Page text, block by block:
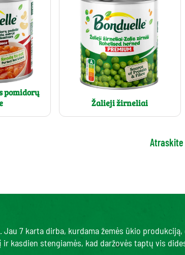
pomidorų
Žalieji žirneliai
Jau 7 karta dirba, kurdama žemės ūkio
kasdien stengiamės, kad daržovės taptų vis